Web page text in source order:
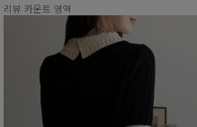
리뷰 카운트 영역